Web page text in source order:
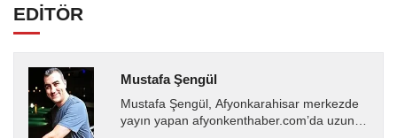
EDİTÖR
Mustafa Şengül
Mustafa Şengül, Afyonkarahisar merkezde
yayın yapan afyonkenthaber.com’da uzun